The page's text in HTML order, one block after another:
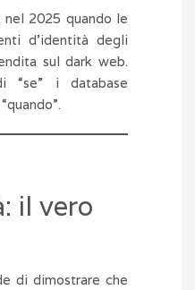
nel 2025 quando le
d’identità degli
sul dark web.
“se” i database
il vero
di dimostrare che